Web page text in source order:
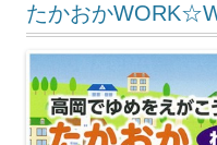
たかおか